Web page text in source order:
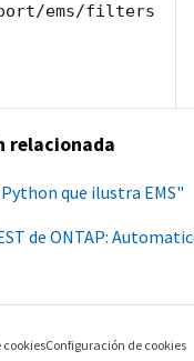
ems/filters
relacionada
que ilustra EMS"
de ONTAP:
cookiesConfiguración de cookies